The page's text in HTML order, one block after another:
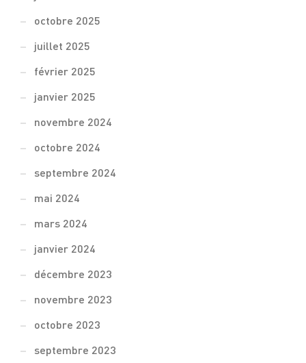
octobre 2025
juillet 2025
février 2025
janvier 2025
novembre 2024
octobre 2024
septembre 2024
mai 2024
mars 2024
janvier 2024
décembre 2023
novembre 2023
octobre 2023
septembre 2023